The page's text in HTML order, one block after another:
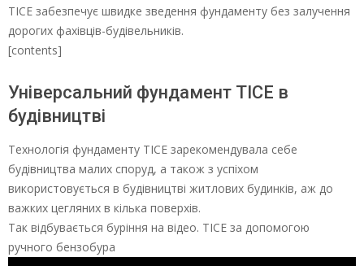
ТІСЕ забезпечує швидке зведення фундаменту без залучення
дорогих фахівців-будівельників.
[contents]
Універсальний фундамент ТІСЕ в
будівництві
Технологія фундаменту ТІСЕ зарекомендувала себе
будівництва малих споруд, а також з успіхом
використовується в будівництві житлових будинків, аж до
важких цегляних в кілька поверхів.
Так відбувається буріння на відео. ТІСЕ за допомогою
ручного бензобура